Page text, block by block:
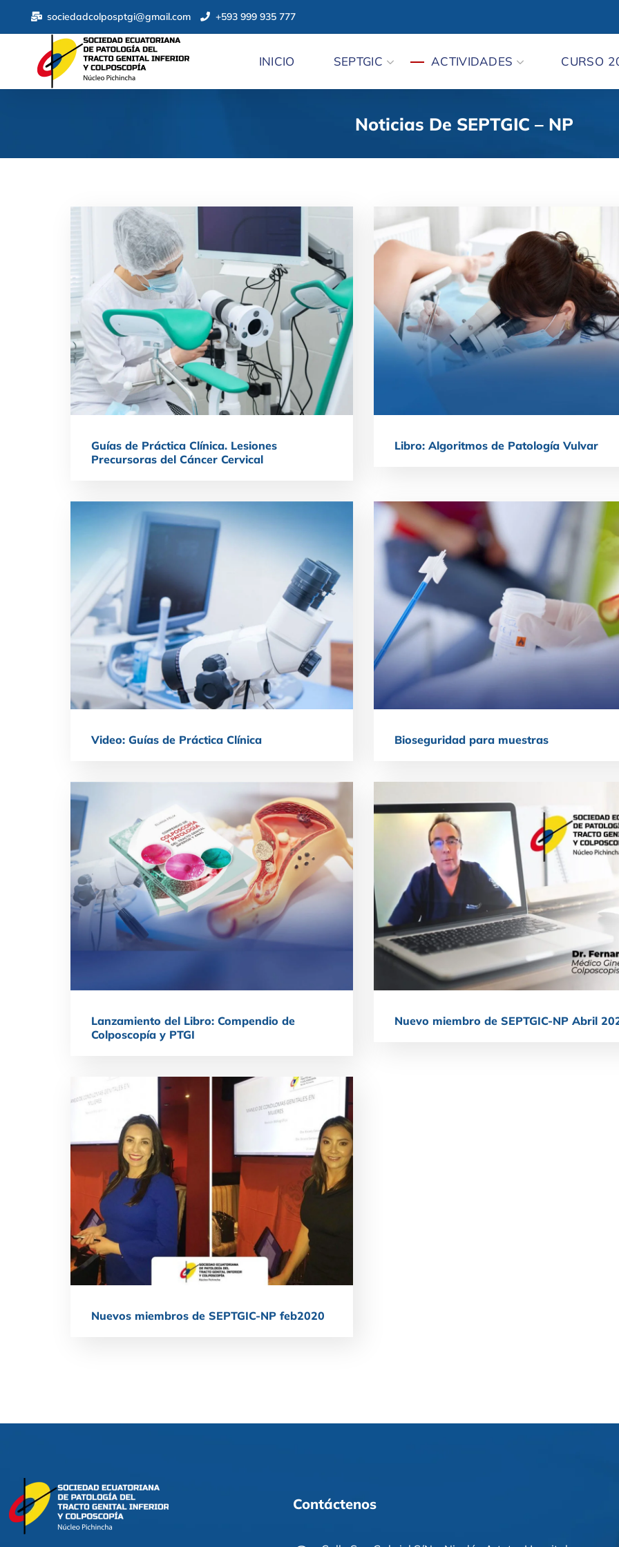
sociedadcolposptgi@gmail.com +593 999 935 777
INICIO SEPTGIC ACTIVIDADES CURSO
Noticias De SEPTGIC – NP
Guías de Práctica Clínica. Lesiones
Precursoras del Cáncer Cervical
Libro: Algoritmos de Patología Vulvar
Video: Guías de Práctica Clínica Bioseguridad para muestras
Lanzamiento del Libro: Compendio de
Colposcopía y PTGI
Nuevo miembro de SEPTGIC-NP Abril
Nuevos miembros de SEPTGIC-NP feb2020
Contáctenos